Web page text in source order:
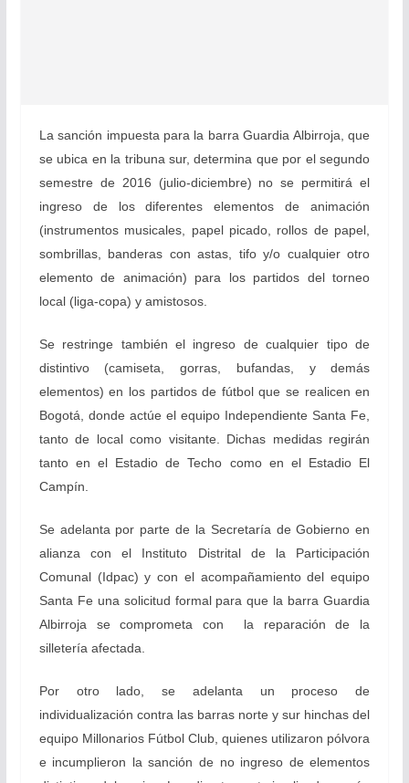
La sanción impuesta para la barra Guardia Albirroja, que
se ubica en la tribuna sur, determina que por el segundo
semestre de 2016 (julio-diciembre) no se permitirá el
ingreso de los diferentes elementos de animación
(instrumentos musicales, papel picado, rollos de papel,
sombrillas, banderas con astas, tifo y/o cualquier otro
elemento de animación) para los partidos del torneo
local (liga-copa) y amistosos.
Se restringe también el ingreso de cualquier tipo de
distintivo (camiseta, gorras, bufandas, y demás
elementos) en los partidos de fútbol que se realicen en
Bogotá, donde actúe el equipo Independiente Santa Fe,
tanto de local como visitante. Dichas medidas regirán
tanto en el Estadio de Techo como en el Estadio El
Campín.
Se adelanta por parte de la Secretaría de Gobierno en
alianza con el Instituto Distrital de la Participación
Comunal (Idpac) y con el acompañamiento del equipo
Santa Fe una solicitud formal para que la barra Guardia
Albirroja se comprometa con la reparación de la
silletería afectada.
Por otro lado, se adelanta un proceso de
individualización contra las barras norte y sur hinchas del
equipo Millonarios Fútbol Club, quienes utilizaron pólvora
e incumplieron la sanción de no ingreso de elementos